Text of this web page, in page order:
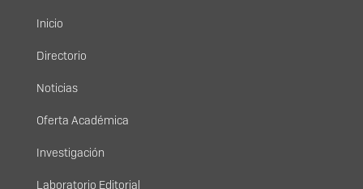
Menú principal
Inicio
Directorio
Noticias
Oferta Académica
Investigación
Laboratorio Editorial